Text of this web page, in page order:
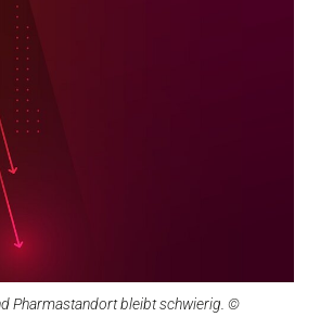
Pharmastandort bleibt schwierig. ©